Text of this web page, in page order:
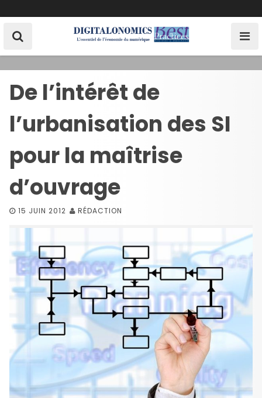
k
De l’intérêt de
l’urbanisation des SI
pour la maîtrise
d’ouvrage
15 JUIN 2012 RÉDACTION